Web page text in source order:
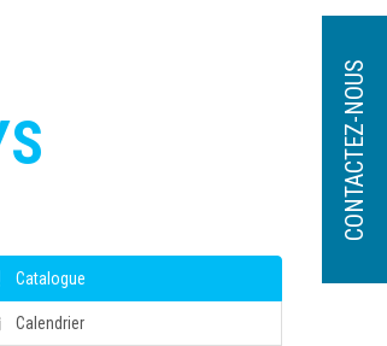
CONTACTEZ-NOUS
Catalogue
Calendrier